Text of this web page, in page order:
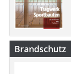
Brandschutz